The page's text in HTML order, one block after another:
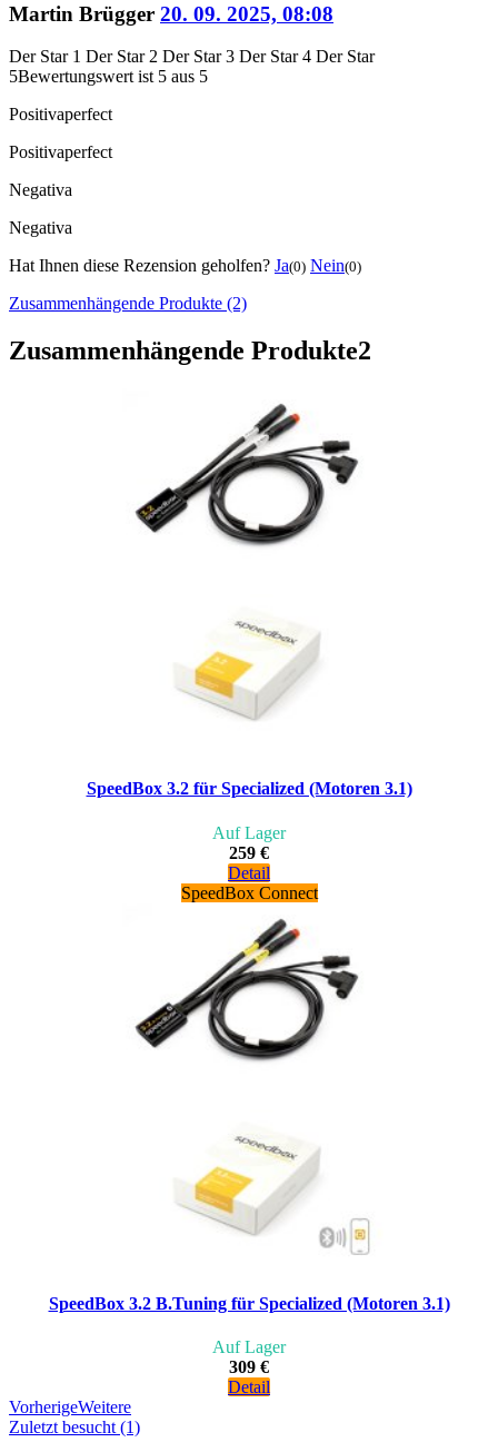
Martin Brügger 20. 09. 2025, 08:08
Der Star 1 Der Star 2 Der Star 3 Der Star 4 Der Star
5Bewertungswert ist 5 aus 5
Positivaperfect
Positivaperfect
Negativa
Negativa
Hat Ihnen diese Rezension geholfen? Ja(0) Nein(0)
Zusammenhängende Produkte (2)
Zusammenhängende Produkte2
SpeedBox 3.2 für Specialized (Motoren 3.1)
Auf Lager
259 €
Detail
SpeedBox Connect
SpeedBox 3.2 B.Tuning für Specialized (Motoren 3.1)
Auf Lager
309 €
Detail
VorherigeWeitere
Zuletzt besucht (1)